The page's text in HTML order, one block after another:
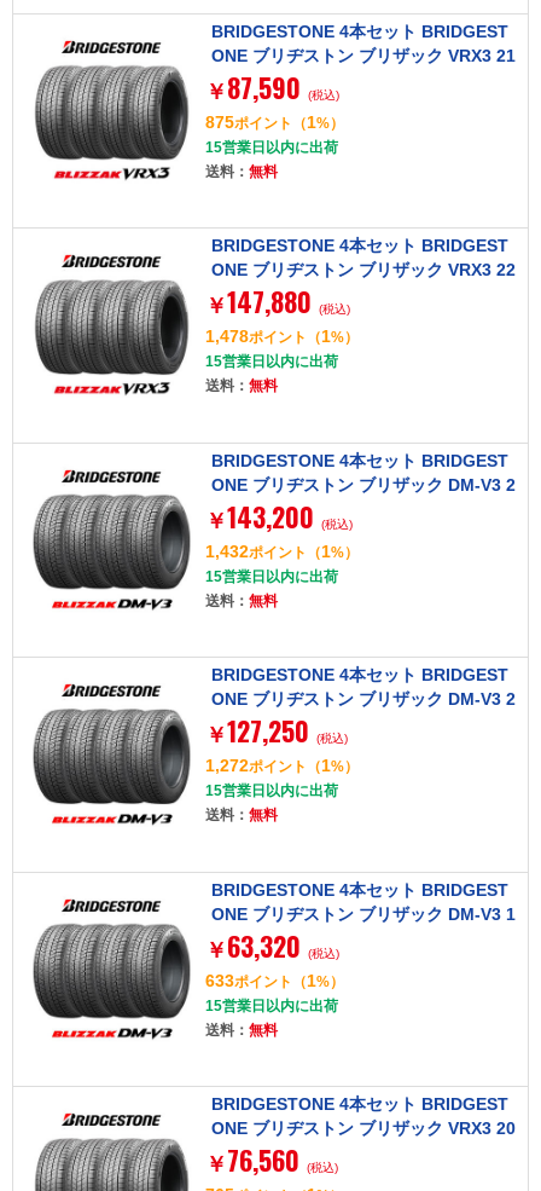
BRIDGESTONE 4本セット BRIDGEST
ONE ブリヂストン ブリザック VRX3 21
5/65R15 96Q タイヤ単品
￥ 87,590 (税込)
875ポイント （1%）
15営業日以内に出荷
送料： 無料
BRIDGESTONE 4本セット BRIDGEST
ONE ブリヂストン ブリザック VRX3 22
5/45R17 91Q タイヤ単品
￥147,880 (税込)
1,478ポイント （1%）
15営業日以内に出荷
送料： 無料
BRIDGESTONE 4本セット BRIDGEST
ONE ブリヂストン ブリザック DM-V3 2
35/50R20 100Q タイヤ単品
￥143,200 (税込)
1,432ポイント （1%）
15営業日以内に出荷
送料： 無料
BRIDGESTONE 4本セット BRIDGEST
ONE ブリヂストン ブリザック DM-V3 2
65/60R18 110Q タイヤ単品
￥127,250 (税込)
1,272ポイント （1%）
15営業日以内に出荷
送料： 無料
BRIDGESTONE 4本セット BRIDGEST
ONE ブリヂストン ブリザック DM-V3 1
75/80R16 91Q タイヤ単品
￥ 63,320 (税込)
633ポイント （1%）
15営業日以内に出荷
送料： 無料
BRIDGESTONE 4本セット BRIDGEST
ONE ブリヂストン ブリザック VRX3 20
5/70R15 96Q タイヤ単品
￥ 76,560 (税込)